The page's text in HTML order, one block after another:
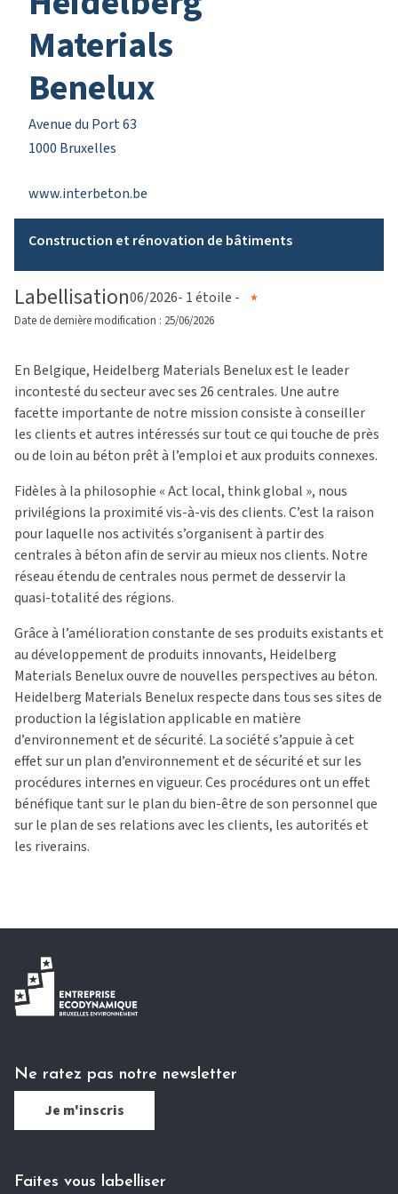
Materials
Benelux
Avenue du Port 63
1000 Bruxelles
www.interbeton.be
Construction et rénovation de bâtiments
Labellisation06/2026- 1 étoile -
Date de dernière modification : 25/06/2026
En Belgique, Heidelberg Materials Benelux est le leader
incontesté du secteur avec ses 26 centrales. Une autre
facette importante de notre mission consiste à conseiller
les clients et autres intéressés sur tout ce qui touche de près
ou de loin au béton prêt à l’emploi et aux produits connexes.
Fidèles à la philosophie « Act local, think global », nous
privilégions la proximité vis-à-vis des clients. C’est la raison
pour laquelle nos activités s’organisent à partir des
centrales à béton afin de servir au mieux nos clients. Notre
réseau étendu de centrales nous permet de desservir la
quasi-totalité des régions.
Grâce à l’amélioration constante de ses produits existants et
au développement de produits innovants, Heidelberg
Materials Benelux ouvre de nouvelles perspectives au béton.
Heidelberg Materials Benelux respecte dans tous ses sites de
production la législation applicable en matière
d’environnement et de sécurité. La société s’appuie à cet
effet sur un plan d’environnement et de sécurité et sur les
procédures internes en vigueur. Ces procédures ont un effet
bénéfique tant sur le plan du bien-être de son personnel que
sur le plan de ses relations avec les clients, les autorités et
les riverains.
Ne ratez pas notre newsletter
Je m'inscris
Faites vous labelliser